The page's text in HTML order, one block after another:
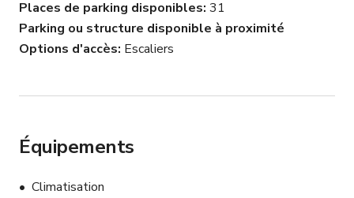
Places de parking disponibles 31
Parking ou structure disponible à proximité
Options d'accès Escaliers
Équipements
Climatisation